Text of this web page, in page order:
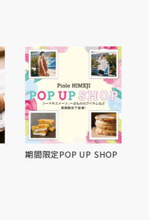
期間限定POP UP SHOP